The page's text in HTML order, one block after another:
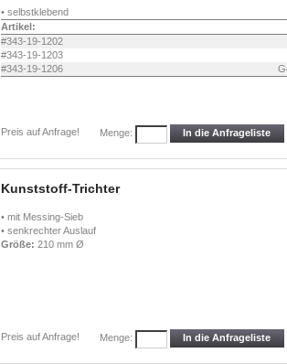
• selbstklebend
Artikel:
#343-19-1202
#343-19-1203
#343-19-1206
Preis auf Anfrage! Menge: In die Anfrageliste
Kunststoff-Trichter
• mit Messing-Sieb
• senkrechter Auslauf
Größe: 210 mm Ø
Preis auf Anfrage! Menge: In die Anfrageliste